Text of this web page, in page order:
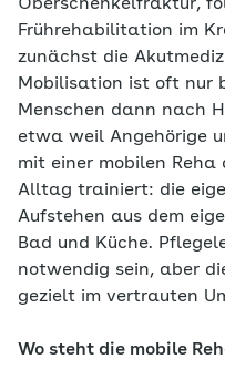
Oberschenkelfraktur,
Frührehabilitation im
zunächst die
Mobilisation ist oft nur
Menschen dann nach
etwa weil Angehörige
mit einer mobilen
Alltag trainiert: die
Aufstehen aus dem
Bad und Küche.
notwendig sein, aber
gezielt im vertrauten
Wo steht die mobile